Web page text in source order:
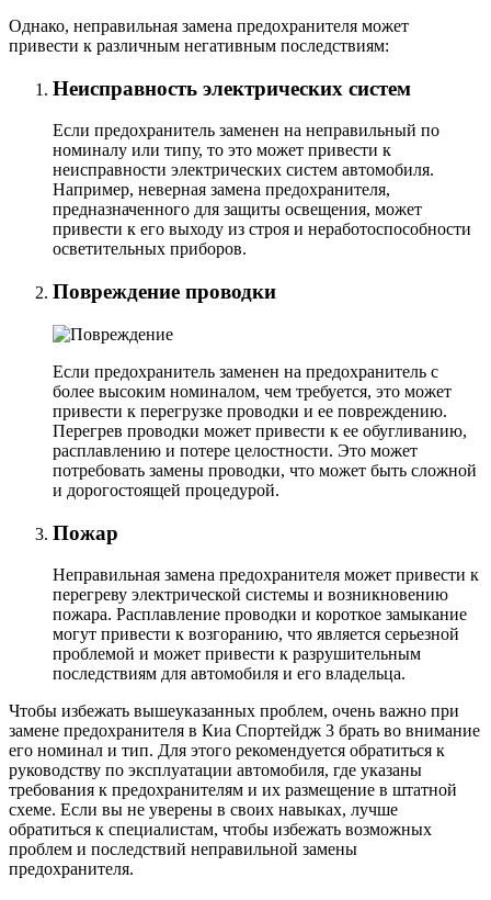
Однако, неправильная замена предохранителя может
привести к различным негативным последствиям:
Неисправность электрических систем
Если предохранитель заменен на неправильный по
номиналу или типу, то это может привести к
неисправности электрических систем автомобиля.
Например, неверная замена предохранителя,
предназначенного для защиты освещения, может
привести к его выходу из строя и неработоспособности
осветительных приборов.
Повреждение проводки
Если предохранитель заменен на предохранитель с
более высоким номиналом, чем требуется, это может
привести к перегрузке проводки и ее повреждению.
Перегрев проводки может привести к ее обугливанию,
расплавлению и потере целостности. Это может
потребовать замены проводки, что может быть сложной
и дорогостоящей процедурой.
Пожар
Неправильная замена предохранителя может привести к
перегреву электрической системы и возникновению
пожара. Расплавление проводки и короткое замыкание
могут привести к возгоранию, что является серьезной
проблемой и может привести к разрушительным
последствиям для автомобиля и его владельца.
Чтобы избежать вышеуказанных проблем, очень важно при
замене предохранителя в Киа Спортейдж 3 брать во внимание
его номинал и тип. Для этого рекомендуется обратиться к
руководству по эксплуатации автомобиля, где указаны
требования к предохранителям и их размещение в штатной
схеме. Если вы не уверены в своих навыках, лучше
обратиться к специалистам, чтобы избежать возможных
проблем и последствий неправильной замены
предохранителя.